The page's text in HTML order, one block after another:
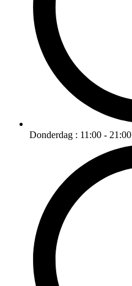
Donderdag : 11:00 - 21:00